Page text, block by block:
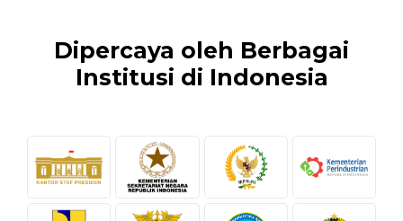
Dipercaya oleh Berbagai
Institusi di Indonesia